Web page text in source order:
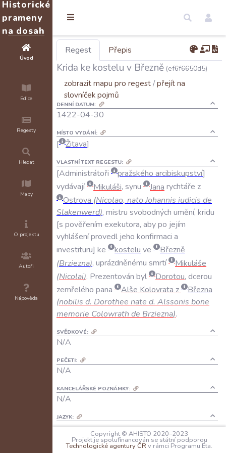
Historické
prameny
na dosah
Úvod
Edice
Regesty
Hledat
Mapy
O projektu
Autoři
Nápověda
Regest Přepis
Krida ke kostelu v Březně (ef6f6650d5)
zobrazit mapu pro regest/přejít na
slovníček pojmů
DENNÍ DATUM:
1422-04-30
MÍSTO VYDÁNÍ:
Žitava
VLASTNÍ TEXT REGESTU:
Administrátoři pražského arcibiskupství
vydávají
Mikuláši, synu Jana rychtáře z
Ostrova (Nicolao, nato Johannis iudicis de
Slakenwerd), mistru svobodných umění, kridu
s pověřením exekutora, abypo jejím
vyhlášeníprovedl jeho konfirmaci a
investituru ke kostelu ve
Březně
(Brziezna), uprázdněnému smrtí
Mikuláše
(Nicolai). Prezentován byl Dorotou, dcerou
zemřelého pana Alše Kolovrata z
Března
(nobilis d. Dorothee nate d. Alssonis bone
memorie Colowrath de Brziezna).
SVĚDKOVÉ:
N/A
PEČETI:
N/A
KANCELÁŘSKÉ POZNÁMKY:
N/A
JAZYK:
latina
FORMA DOCHOVÁNÍ:
Copyright © AHISTO 2020–2023
Projekt je spolufinancován se státní podporou
Technologické agentury ČR v rámci Programu Éta.